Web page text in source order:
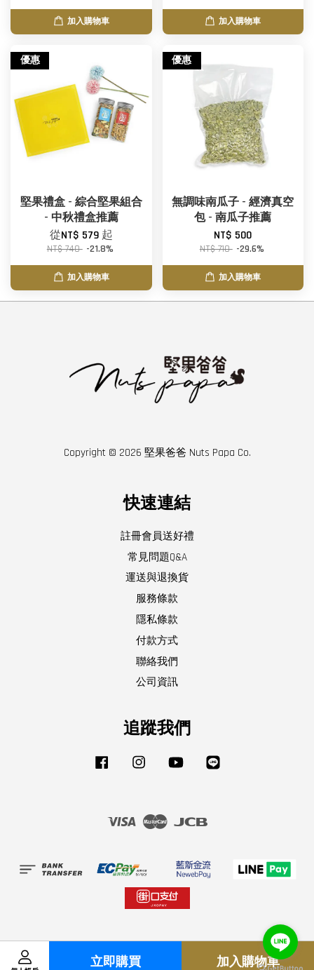
立即購買 加入購物車
加入購物車 加入購物車
優惠
堅果禮盒 - 綜合堅果組合
- 中秋禮盒推薦
從NT$ 579 起
NT$ 740 -21.8%
加入購物車
優惠
無調味南瓜子 - 經濟真空
包 - 南瓜子推薦
NT$ 500
NT$ 710 -29.6%
加入購物車
Copyright © 2026 堅果爸爸 Nuts Papa Co.
快速連結
註冊會員送好禮
常見問題Q&A
運送與退換貨
服務條款
隱私條款
付款方式
聯絡我們
公司資訊
追蹤我們
Facebook Instagram YouTube
Visa Master JCB